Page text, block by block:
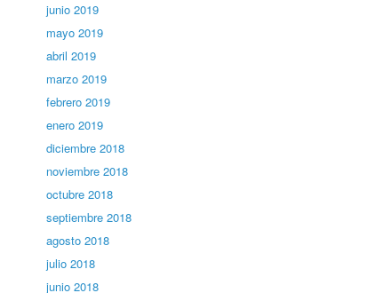
junio 2019
mayo 2019
abril 2019
marzo 2019
febrero 2019
enero 2019
diciembre 2018
noviembre 2018
octubre 2018
septiembre 2018
agosto 2018
julio 2018
junio 2018